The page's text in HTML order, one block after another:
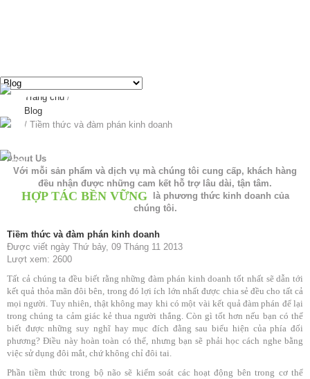
breadcrumbs
Trang chủ /
Blog
/ Tiềm thức và đàm phán kinh doanh
About Us
Với mỗi sản phẩm và dịch vụ mà chúng tôi cung cấp, khách hàng
đều nhận được những cam kết hỗ trợ lâu dài, tận tâm.
HỢP TÁC BỀN VỮNGlà phương thức kinh doanh của
chúng tôi.
Tiềm thức và đàm phán kinh doanh
Được viết ngày Thứ bảy, 09 Tháng 11 2013
Lượt xem: 2600
Tất cả chúng ta đều biết rằng những đàm phán kinh doanh tốt nhất sẽ dẫn tới
kết quả thỏa mãn đôi bên, trong đó lợi ích lớn nhất được chia sẻ đều cho tất cả
mọi người. Tuy nhiên, thật không may khi có một vài kết quả đàm phán để lại
trong chúng ta cảm giác kẻ thua người thắng. Còn gì tốt hơn nếu bạn có thể
biết được những suy nghĩ hay mục đích đằng sau biểu hiện của phía đối
phương? Điều này hoàn toàn có thể, nhưng bạn sẽ phải học cách nghe bằng
việc sử dụng đôi mắt, chứ không chỉ đôi tai.
Phần tiềm thức trong bộ não sẽ kiểm soát các hoạt động bên trong cơ thể